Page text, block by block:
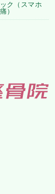
ク（スマホ
）